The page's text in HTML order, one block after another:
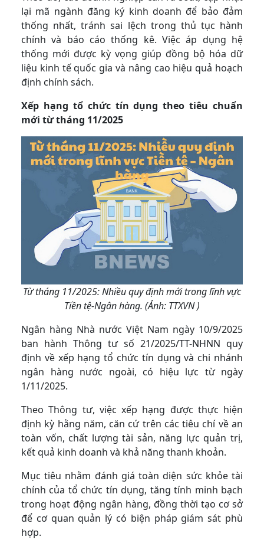
lại mã ngành đăng ký kinh doanh để bảo đảm
thống nhất, tránh sai lệch trong thủ tục hành
chính và báo cáo thống kê. Việc áp dụng hệ
thống mới được kỳ vọng giúp đồng bộ hóa dữ
liệu kinh tế quốc gia và nâng cao hiệu quả hoạch
định chính sách.
Xếp hạng tổ chức tín dụng theo tiêu chuẩn
mới từ tháng 11/2025
Từ tháng 11/2025: Nhiều quy định mới trong lĩnh vực
Tiền tệ-Ngân hàng. (Ảnh: TTXVN )
Ngân hàng Nhà nước Việt Nam ngày 10/9/2025
ban hành Thông tư số 21/2025/TT-NHNN quy
định về xếp hạng tổ chức tín dụng và chi nhánh
ngân hàng nước ngoài, có hiệu lực từ ngày
1/11/2025.
Theo Thông tư, việc xếp hạng được thực hiện
định kỳ hằng năm, căn cứ trên các tiêu chí về an
toàn vốn, chất lượng tài sản, năng lực quản trị,
kết quả kinh doanh và khả năng thanh khoản.
Mục tiêu nhằm đánh giá toàn diện sức khỏe tài
chính của tổ chức tín dụng, tăng tính minh bạch
trong hoạt động ngân hàng, đồng thời tạo cơ sở
để cơ quan quản lý có biện pháp giám sát phù
hợp.